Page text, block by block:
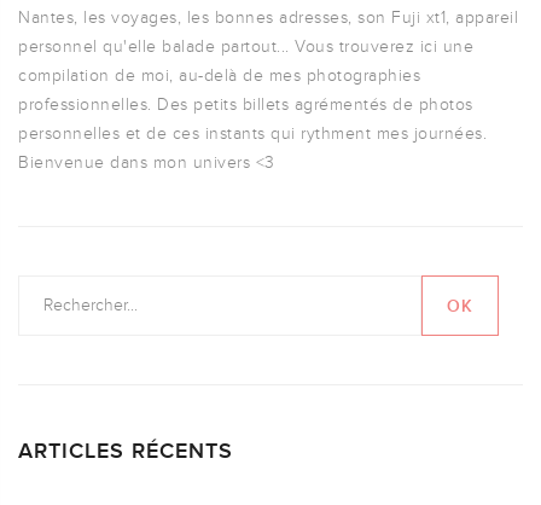
Nantes, les voyages, les bonnes adresses, son Fuji xt1, appareil
personnel qu'elle balade partout... Vous trouverez ici une
compilation de moi, au-delà de mes photographies
professionnelles. Des petits billets agrémentés de photos
personnelles et de ces instants qui rythment mes journées.
Bienvenue dans mon univers <3
ARTICLES RÉCENTS